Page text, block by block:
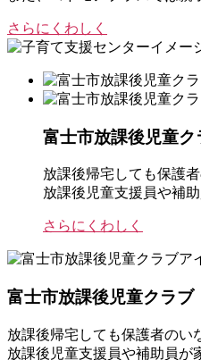
さらにくわしく
富士市放課後児童ク
放課後帰宅しても保護
放課後児童支援員や補
さらにくわしく
富士市放課後児童クラブ
放課後帰宅しても保護者のい
放課後児童支援員や補助員が